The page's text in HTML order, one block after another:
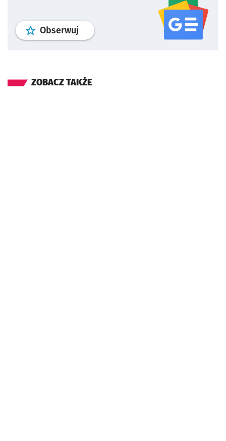
Obserwuj profil serwisu
ZOBACZ TAKŻE